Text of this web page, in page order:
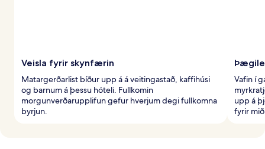
Veisla fyrir skynfærin
Matargerðarlist bíður upp á á veitingastað, kaffihúsi
og barnum á þessu hóteli. Fullkomin
morgunverðarupplifun gefur hverjum degi fullkomna
byrjun.
Vafin í
upp á
fyrir